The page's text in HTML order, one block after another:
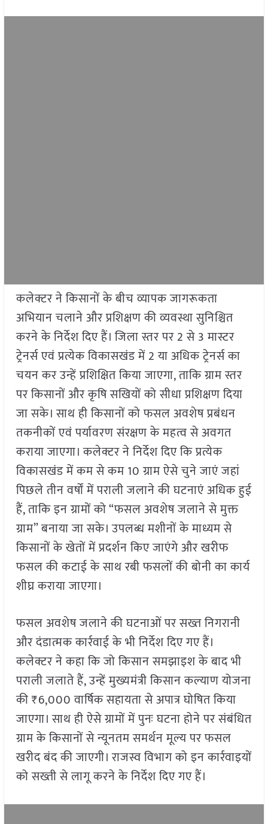
कलेक्टर ने किसानों के बीच व्यापक जागरूकता
अभियान चलाने और प्रशिक्षण की व्यवस्था सुनिश्चित
करने के निर्देश दिए हैं। जिला स्तर पर 2 से 3 मास्टर
ट्रेनर्स एवं प्रत्येक विकासखंड में 2 या अधिक ट्रेनर्स का
चयन कर उन्हें प्रशिक्षित किया जाएगा, ताकि ग्राम स्तर
पर किसानों और कृषि सखियों को सीधा प्रशिक्षण दिया
जा सके। साथ ही किसानों को फसल अवशेष प्रबंधन
तकनीकों एवं पर्यावरण संरक्षण के महत्व से अवगत
कराया जाएगा। कलेक्टर ने निर्देश दिए कि प्रत्येक
विकासखंड में कम से कम 10 ग्राम ऐसे चुने जाएं जहां
पिछले तीन वर्षों में पराली जलाने की घटनाएं अधिक हुई
हैं, ताकि इन ग्रामों को “फसल अवशेष जलाने से मुक्त
ग्राम” बनाया जा सके। उपलब्ध मशीनों के माध्यम से
किसानों के खेतों में प्रदर्शन किए जाएंगे और खरीफ
फसल की कटाई के साथ रबी फसलों की बोनी का कार्य
शीघ्र कराया जाएगा।
फसल अवशेष जलाने की घटनाओं पर सख्त निगरानी
और दंडात्मक कार्रवाई के भी निर्देश दिए गए हैं।
कलेक्टर ने कहा कि जो किसान समझाइश के बाद भी
पराली जलाते हैं, उन्हें मुख्यमंत्री किसान कल्याण योजना
की ₹6,000 वार्षिक सहायता से अपात्र घोषित किया
जाएगा। साथ ही ऐसे ग्रामों में पुनः घटना होने पर संबंधित
ग्राम के किसानों से न्यूनतम समर्थन मूल्य पर फसल
खरीद बंद की जाएगी। राजस्व विभाग को इन कार्रवाइयों
को सख्ती से लागू करने के निर्देश दिए गए हैं।